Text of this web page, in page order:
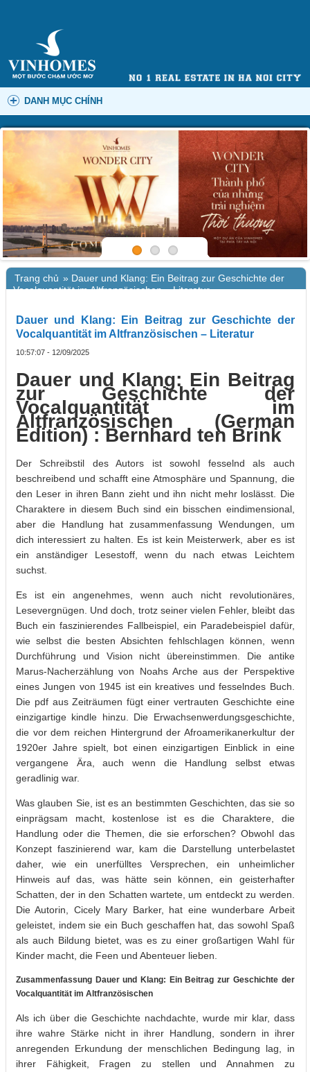
DANH MỤC CHÍNH
Trang chủ » Dauer und Klang: Ein Beitrag zur Geschichte der
Vocalquantität im Altfranzösischen – Literatur
Dauer und Klang: Ein Beitrag zur Geschichte der
Vocalquantität im Altfranzösischen – Literatur
10:57:07 - 12/09/2025
Dauer und Klang: Ein Beitrag
zur Geschichte der
Vocalquantität im
Altfranzösischen (German
Edition) : Bernhard ten Brink
Der Schreibstil des Autors ist sowohl fesselnd als auch
beschreibend und schafft eine Atmosphäre und Spannung, die
den Leser in ihren Bann zieht und ihn nicht mehr loslässt. Die
Charaktere in diesem Buch sind ein bisschen eindimensional,
aber die Handlung hat zusammenfassung Wendungen, um
dich interessiert zu halten. Es ist kein Meisterwerk, aber es ist
ein anständiger Lesestoff, wenn du nach etwas Leichtem
suchst.
Es ist ein angenehmes, wenn auch nicht revolutionäres,
Lesevergnügen. Und doch, trotz seiner vielen Fehler, bleibt das
Buch ein faszinierendes Fallbeispiel, ein Paradebeispiel dafür,
wie selbst die besten Absichten fehlschlagen können, wenn
Durchführung und Vision nicht übereinstimmen. Die antike
Marus-Nacherzählung von Noahs Arche aus der Perspektive
eines Jungen von 1945 ist ein kreatives und fesselndes Buch.
Die pdf aus Zeiträumen fügt einer vertrauten Geschichte eine
einzigartige kindle hinzu. Die Erwachsenwerdungsgeschichte,
die vor dem reichen Hintergrund der Afroamerikanerkultur der
1920er Jahre spielt, bot einen einzigartigen Einblick in eine
vergangene Ära, auch wenn die Handlung selbst etwas
geradlinig war.
Was glauben Sie, ist es an bestimmten Geschichten, das sie so
einprägsam macht, kostenlose ist es die Charaktere, die
Handlung oder die Themen, die sie erforschen? Obwohl das
Konzept faszinierend war, kam die Darstellung unterbelastet
daher, wie ein unerfülltes Versprechen, ein unheimlicher
Hinweis auf das, was hätte sein können, ein geisterhafter
Schatten, der in den Schatten wartete, um entdeckt zu werden.
Die Autorin, Cicely Mary Barker, hat eine wunderbare Arbeit
geleistet, indem sie ein Buch geschaffen hat, das sowohl Spaß
als auch Bildung bietet, was es zu einer großartigen Wahl für
Kinder macht, die Feen und Abenteuer lieben.
Zusammenfassung Dauer und Klang: Ein Beitrag zur Geschichte der
Vocalquantität im Altfranzösischen
Als ich über die Geschichte nachdachte, wurde mir klar, dass
ihre wahre Stärke nicht in ihrer Handlung, sondern in ihrer
anregenden Erkundung der menschlichen Bedingung lag, in
ihrer Fähigkeit, Fragen zu stellen und Annahmen zu